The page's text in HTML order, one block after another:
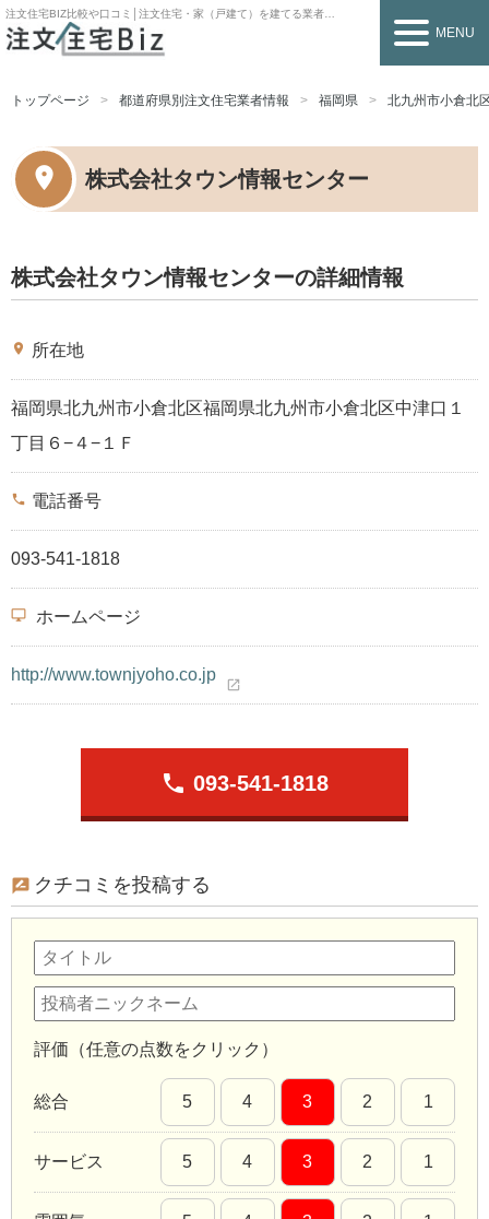
注文住宅BIZ比較や口コミ│注文住宅・家（戸建て）を建てる業者を探すなら
MENU
トップページ 都道府県別注文住宅業者情報 福岡県 北九州市小倉北
株式会社タウン情報センター
株式会社タウン情報センターの詳細情報
place 所在地
福岡県北九州市小倉北区福岡県北九州市小倉北区中津口１
丁目６−４−１Ｆ
phone 電話番号
093-541-1818
desktop_windows ホームページ
http://www.townjyoho.co.jp
open_in_new
phone 093-541-1818
クチコミを投稿する
評価（任意の点数をクリック）
総合 5 4 3 2 1
サービス 5 4 3 2 1